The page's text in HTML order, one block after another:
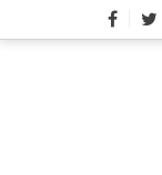
to